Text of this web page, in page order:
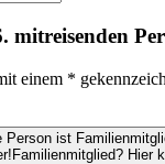
mitreisenden
einem *
Person ist
Familienmitglied? Hier